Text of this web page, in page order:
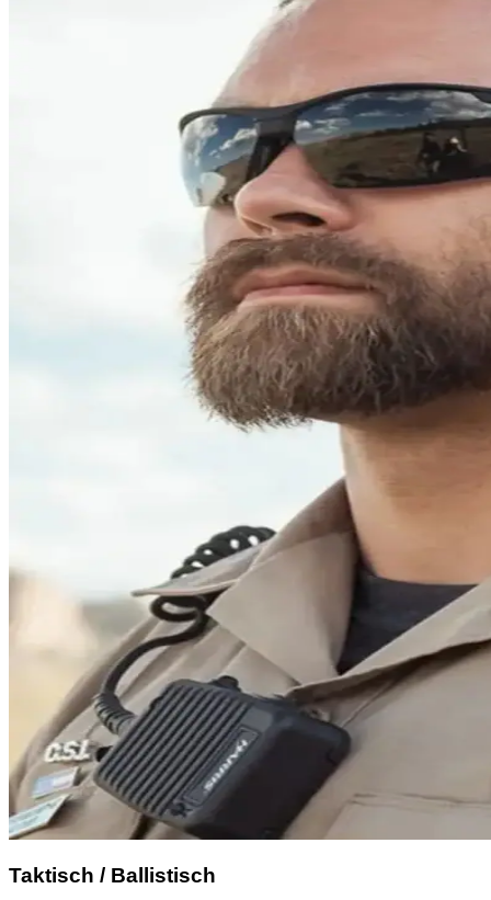
Taktisch / Ballistisch